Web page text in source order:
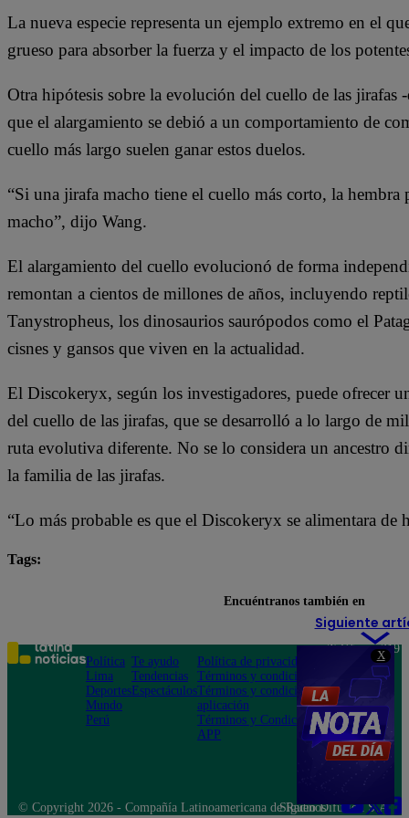
X
La nueva especie representa un ejemplo extremo en el
grueso para absorber la fuerza y el impacto de los
Otra hipótesis sobre la evolución del cuello de las jirafas
que el alargamiento se debió a un comportamiento de
cuello más largo suelen ganar estos duelos.
“Si una jirafa macho tiene el cuello más corto, la hembra
macho”, dijo Wang.
El alargamiento del cuello evolucionó de forma
remontan a cientos de millones de años, incluyendo
Tanystropheus, los dinosaurios saurópodos como el
cisnes y gansos que viven en la actualidad.
El Discokeryx, según los investigadores, puede ofrecer
del cuello de las jirafas, que se desarrolló a lo largo de
ruta evolutiva diferente. No se lo considera un ancestro
la familia de las jirafas.
“Lo más probable es que el Discokeryx se alimentara de
Tags:
Siguiente
Encuéntranos también en
Política
Lima
Deportes
Mundo
Perú
Te ayudo
Tendencias
Espectáculos
Política de privacidad
Términos y condiciones
Términos y condiciones
aplicación
Términos y Condiciones
APP
Teléfono: 219
Av. San
Felipe 968
Jesús María
© Copyright 2026 - Compañía Latinoamericana de Radio Difusión S.A.
Síguenos